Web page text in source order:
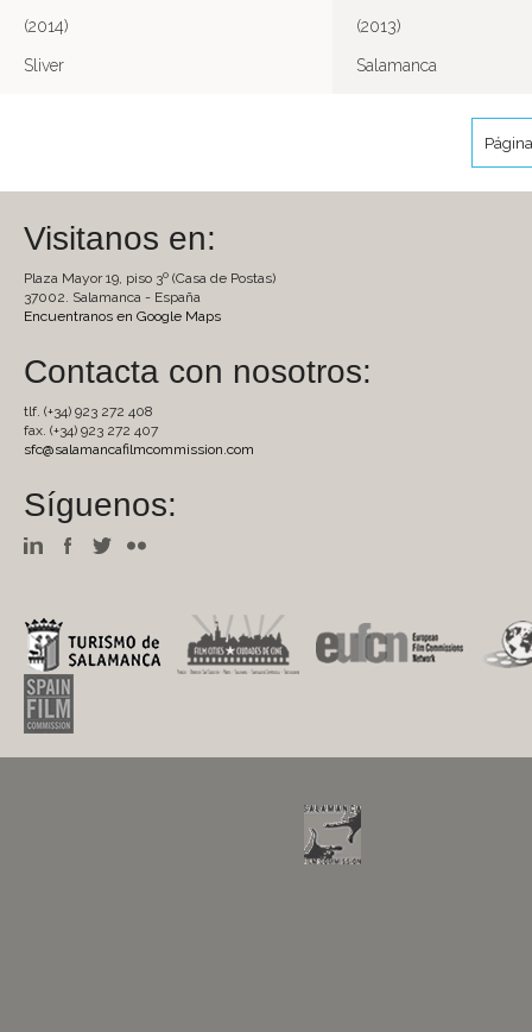
(2014)
Sliver
(2013)
Salamanca
Visitanos en:
Plaza Mayor 19, piso 3º (Casa de Postas)
37002. Salamanca - España
Encuentranos en Google Maps
Contacta con nosotros:
tlf. (+34) 923 272 408
fax. (+34) 923 272 407
sfc@salamancafilmcommission.com
Síguenos: